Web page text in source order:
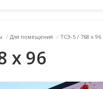
/ Для помещения / ТСЭ-5 / 768 x 96
x 96